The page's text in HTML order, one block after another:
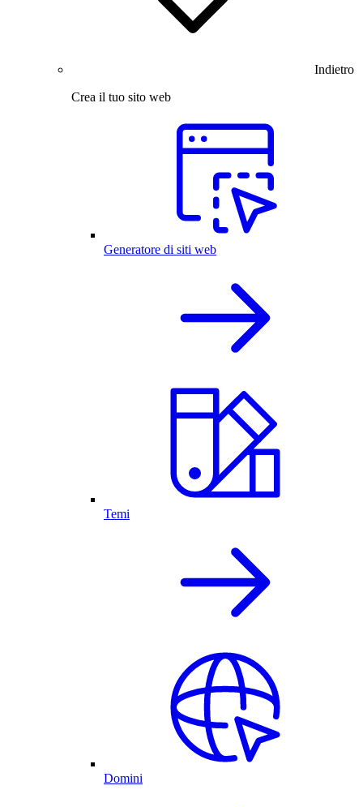
Indietro
Crea il tuo sito web
Generatore di siti web
Temi
Domini